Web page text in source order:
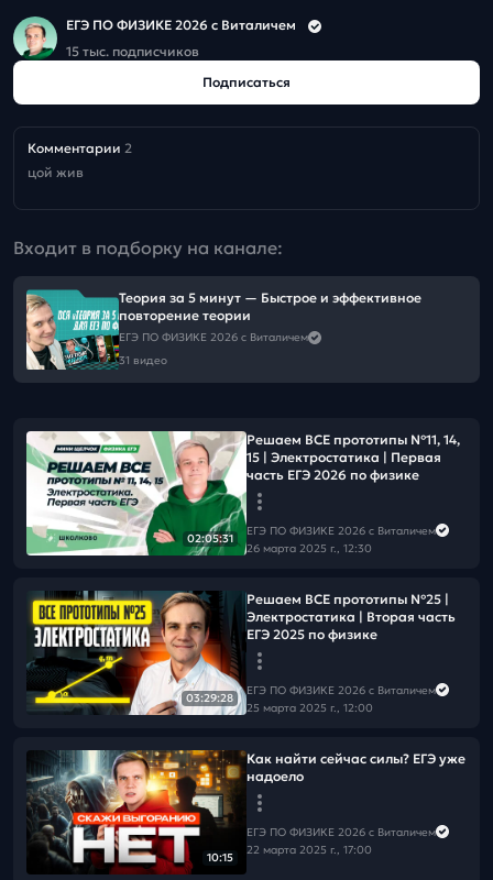
ЕГЭ ПО ФИЗИКЕ 2026 с Виталичем
15 тыс. подписчиков
Подписаться
Комментарии 2
цой жив
Входит в подборку на канале:
Теория за 5 минут — Быстрое и эффективное
повторение теории
ЕГЭ ПО ФИЗИКЕ 2026 с Виталичем
31 видео
02:05:31
Решаем ВСЕ прототипы №11, 14,
15 | Электростатика | Первая
часть ЕГЭ 2026 по физике
ЕГЭ ПО ФИЗИКЕ 2026 с Виталичем
26 марта 2025 г., 12:30
03:29:28
Решаем ВСЕ прототипы №25 |
Электростатика | Вторая часть
ЕГЭ 2025 по физике
ЕГЭ ПО ФИЗИКЕ 2026 с Виталичем
25 марта 2025 г., 12:00
10:15
Как найти сейчас силы? ЕГЭ уже
надоело
ЕГЭ ПО ФИЗИКЕ 2026 с Виталичем
22 марта 2025 г., 17:00